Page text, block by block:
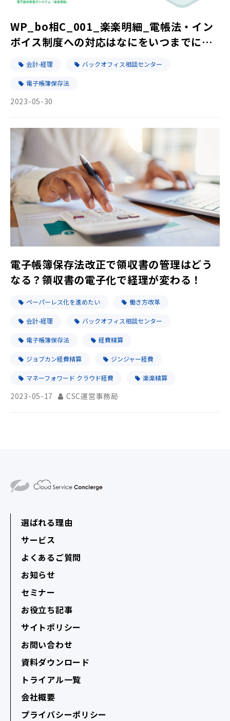
WP_bo相C_001_楽楽明細_電帳法・イン
ボイス制度への対応はなにをいつまでに進
めるべきか
会計-経理 バックオフィス相談センター
電子帳簿保存法
2023-05-30
電子帳簿保存法改正で領収書の管理はどう
なる？領収書の電子化で経理が変わる！
ペーパーレス化を進めたい 働き方改革
会計-経理 バックオフィス相談センター
電子帳簿保存法 経費精算
ジョブカン経費精算 ジンジャー経費
マネーフォワード クラウド経費 楽楽精算
2023-05-17 CSC運営事務局
選ばれる理由
サービス
よくあるご質問
お知らせ
セミナー
お役立ち記事
サイトポリシー
お問い合わせ
資料ダウンロード
トライアル一覧
会社概要
プライバシーポリシー